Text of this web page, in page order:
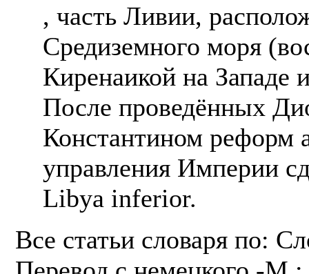
, часть Ливии,
Средиземного моря
Киренаикой на Западе
После проведённых
Константином реформ
управления Империи
Libya inferior.
Все статьи словаря по: